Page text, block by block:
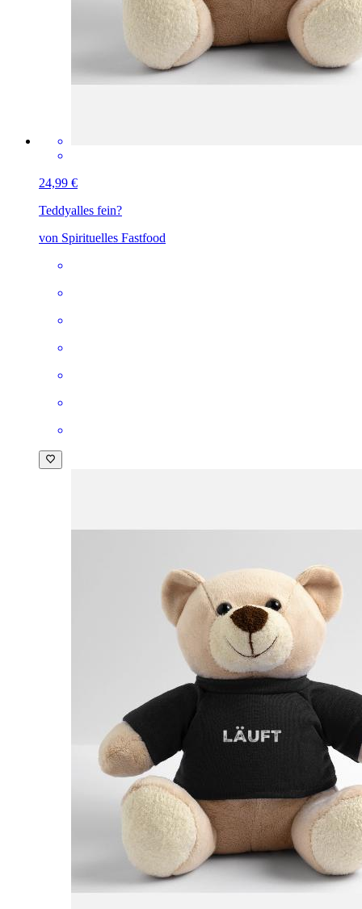
24,99 €
Teddyalles fein?
von Spirituelles Fastfood